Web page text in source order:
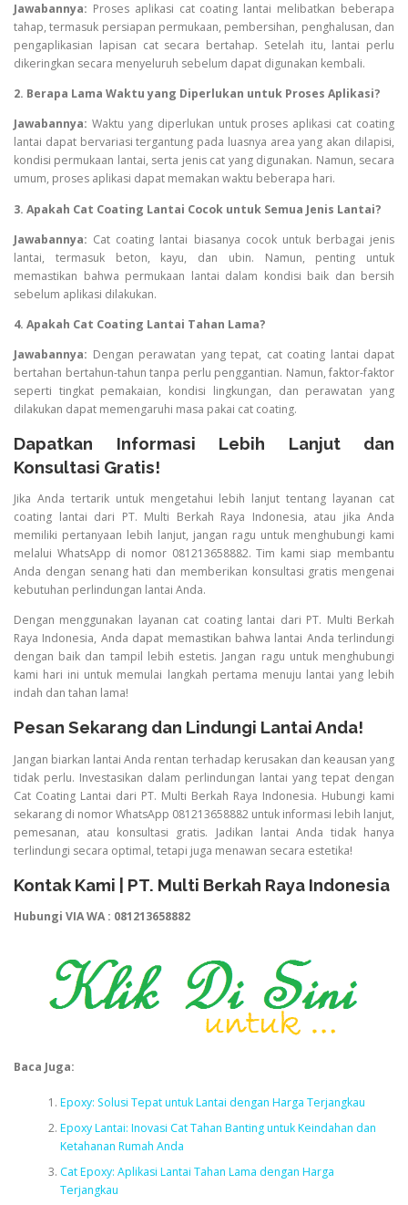
Jawabannya: Proses aplikasi cat coating lantai melibatkan beberapa
tahap, termasuk persiapan permukaan, pembersihan, penghalusan, dan
pengaplikasian lapisan cat secara bertahap. Setelah itu, lantai perlu
dikeringkan secara menyeluruh sebelum dapat digunakan kembali.
2. Berapa Lama Waktu yang Diperlukan untuk Proses Aplikasi?
Jawabannya: Waktu yang diperlukan untuk proses aplikasi cat coating
lantai dapat bervariasi tergantung pada luasnya area yang akan dilapisi,
kondisi permukaan lantai, serta jenis cat yang digunakan. Namun, secara
umum, proses aplikasi dapat memakan waktu beberapa hari.
3. Apakah Cat Coating Lantai Cocok untuk Semua Jenis Lantai?
Jawabannya: Cat coating lantai biasanya cocok untuk berbagai jenis
lantai, termasuk beton, kayu, dan ubin. Namun, penting untuk
memastikan bahwa permukaan lantai dalam kondisi baik dan bersih
sebelum aplikasi dilakukan.
4. Apakah Cat Coating Lantai Tahan Lama?
Jawabannya: Dengan perawatan yang tepat, cat coating lantai dapat
bertahan bertahun-tahun tanpa perlu penggantian. Namun, faktor-faktor
seperti tingkat pemakaian, kondisi lingkungan, dan perawatan yang
dilakukan dapat memengaruhi masa pakai cat coating.
Dapatkan Informasi Lebih Lanjut dan
Konsultasi Gratis!
Jika Anda tertarik untuk mengetahui lebih lanjut tentang layanan cat
coating lantai dari PT. Multi Berkah Raya Indonesia, atau jika Anda
memiliki pertanyaan lebih lanjut, jangan ragu untuk menghubungi kami
melalui WhatsApp di nomor 081213658882. Tim kami siap membantu
Anda dengan senang hati dan memberikan konsultasi gratis mengenai
kebutuhan perlindungan lantai Anda.
Dengan menggunakan layanan cat coating lantai dari PT. Multi Berkah
Raya Indonesia, Anda dapat memastikan bahwa lantai Anda terlindungi
dengan baik dan tampil lebih estetis. Jangan ragu untuk menghubungi
kami hari ini untuk memulai langkah pertama menuju lantai yang lebih
indah dan tahan lama!
Pesan Sekarang dan Lindungi Lantai Anda!
Jangan biarkan lantai Anda rentan terhadap kerusakan dan keausan yang
tidak perlu. Investasikan dalam perlindungan lantai yang tepat dengan
Cat Coating Lantai dari PT. Multi Berkah Raya Indonesia. Hubungi kami
sekarang di nomor WhatsApp 081213658882 untuk informasi lebih lanjut,
pemesanan, atau konsultasi gratis. Jadikan lantai Anda tidak hanya
terlindungi secara optimal, tetapi juga menawan secara estetika!
Kontak Kami | PT. Multi Berkah Raya Indonesia
Hubungi VIA WA : 081213658882
Baca Juga:
Epoxy: Solusi Tepat untuk Lantai dengan Harga Terjangkau
Epoxy Lantai: Inovasi Cat Tahan Banting untuk Keindahan dan
Ketahanan Rumah Anda
Cat Epoxy: Aplikasi Lantai Tahan Lama dengan Harga
Terjangkau